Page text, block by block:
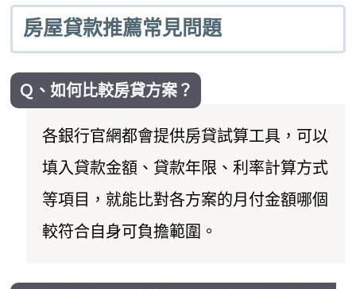
房屋貸款推薦常見問題
Ｑ、如何比較房貸方案？
各銀行官網都會提供房貸試算工具，可以
填入貸款金額、貸款年限、利率計算方式
等項目，就能比對各方案的月付金額哪個
較符合自身可負擔範圍。